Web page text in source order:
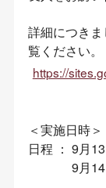
詳細につき
覧ください。
https://
＜実施日時＞
日程 ： 9月
9月14日